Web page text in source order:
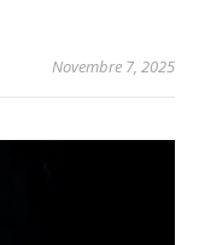
Novembre 7, 2025